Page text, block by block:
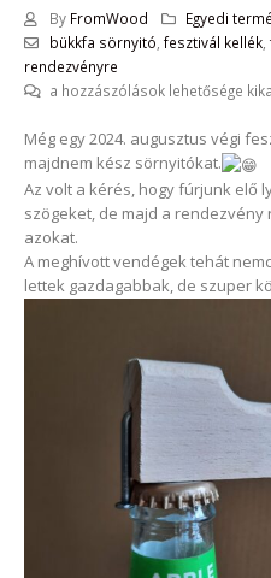
By FromWood Egyedi
bükkfa sörnyitó fesztivál kellék,
rendezvényre
Bükkfa
–
a
rendezvény
résztvevői
is
kaptak
feladatot
bejegyzéshez
a hozzászólások lehetősége
Még egy 2024. augusztus végi
majdnem kész sörnyitókat.
Az volt a kérés, hogy fúrjunk elő
szögeket, de majd a
azokat.
A meghívott vendégek tehát
lettek gazdagabbak, de szuper